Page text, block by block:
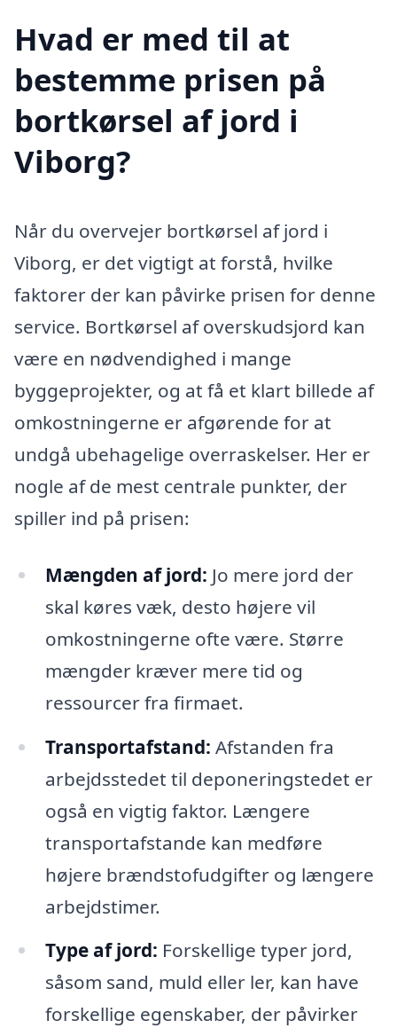
Hvad er med til at
bestemme prisen på
bortkørsel af jord i
Viborg?
Når du overvejer bortkørsel af jord i
Viborg, er det vigtigt at forstå, hvilke
faktorer der kan påvirke prisen for denne
service. Bortkørsel af overskudsjord kan
være en nødvendighed i mange
byggeprojekter, og at få et klart billede af
omkostningerne er afgørende for at
undgå ubehagelige overraskelser. Her er
nogle af de mest centrale punkter, der
spiller ind på prisen:
Mængden af jord: Jo mere jord der
skal køres væk, desto højere vil
omkostningerne ofte være. Større
mængder kræver mere tid og
ressourcer fra firmaet.
Transportafstand: Afstanden fra
arbejdsstedet til deponeringstedet er
også en vigtig faktor. Længere
transportafstande kan medføre
højere brændstofudgifter og længere
arbejdstimer.
Type af jord: Forskellige typer jord,
såsom sand, muld eller ler, kan have
forskellige egenskaber, der påvirker